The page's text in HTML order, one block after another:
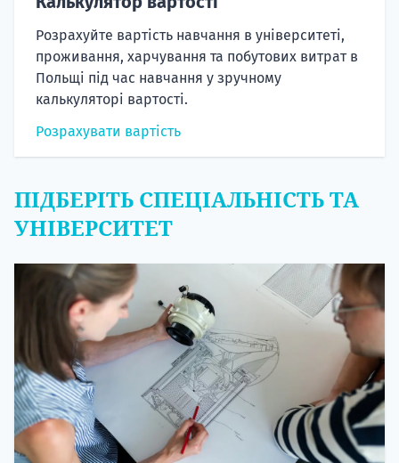
Розрахуйте вартість навчання в університеті,
проживання, харчування та побутових витрат в
Польщі під час навчання у зручному
калькуляторі вартості.
Розрахувати вартість
ПІДБЕРІТЬ СПЕЦІАЛЬНІСТЬ ТА
УНІВЕРСИТЕТ